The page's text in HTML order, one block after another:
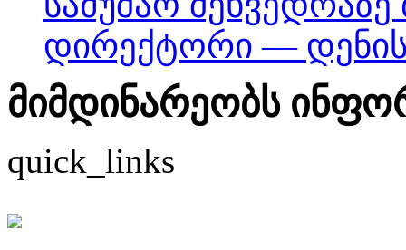
დირექტორი — დენის
მიმდინარეობს
quick_links